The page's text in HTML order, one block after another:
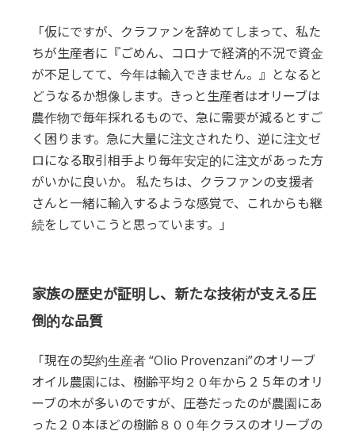
「仮にですが、クラファンを辞めてしまって、私た
ちが生産者に『ごめん、コロナで経済的不況で資金
が不足してて、今年は輸入できません。』となると
どうなるか想像します。きっと生産者はオリーブは
農作物で毎年採れるもので、急に需要が減るとすご
く困ります。急に大量に注文されたり、逆に注文ゼ
ロになる取引相手より毎年安定的に注文があった方
がいかに良いか。 私たちは、クラファンの支援者
さんと一緒に輸入するような感覚で、これからも継
続をしていこうと思っています。」
家族の歴史が証明し、新たな技術が支える圧
倒的な品質
「現在の契約生産者 “Olio Provenzani”のオリーブ
オイル農園には、樹齢平均２０年から２５年のオリ
ーブの木が多いのですが、圧巻だったのが農園にあ
った２０本ほどの樹齢８００年クラスのオリーブの